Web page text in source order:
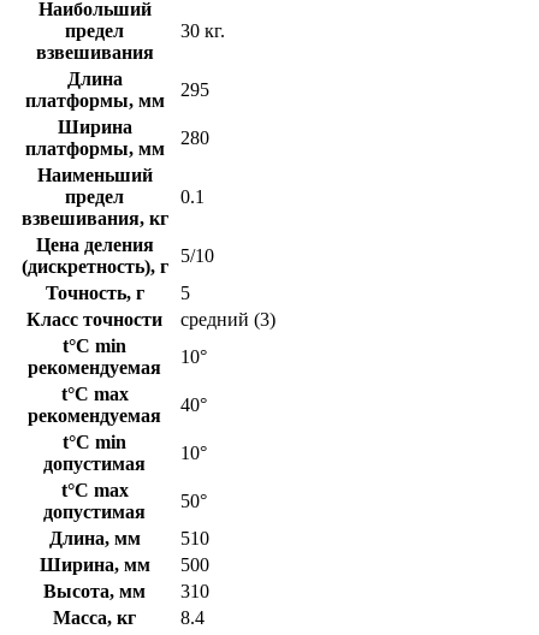
Наибольший
предел
взвешивания
30 кг.
Длина
платформы, мм
295
Ширина
платформы, мм
280
Наименьший
предел
взвешивания, кг
0.1
Цена деления
(дискретность), г
5/10
Точность, г
5
Класс точности
cредний (3)
t°C min
рекомендуемая
10°
t°C max
рекомендуемая
40°
t°C min
допустимая
10°
t°C max
допустимая
50°
Длина, мм
510
Ширина, мм
500
Высота, мм
310
Масса, кг
8.4